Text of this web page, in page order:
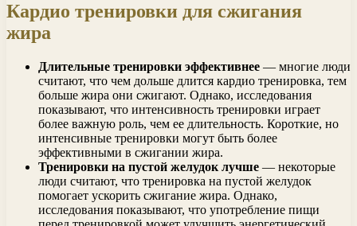
Кардио тренировки для сжигания
жира
Длительные тренировки эффективнее — многие люди
считают, что чем дольше длится кардио тренировка, тем
больше жира они сжигают. Однако, исследования
показывают, что интенсивность тренировки играет
более важную роль, чем ее длительность. Короткие, но
интенсивные тренировки могут быть более
эффективными в сжигании жира.
Тренировки на пустой желудок лучше — некоторые
люди считают, что тренировка на пустой желудок
помогает ускорить сжигание жира. Однако,
исследования показывают, что употребление пищи